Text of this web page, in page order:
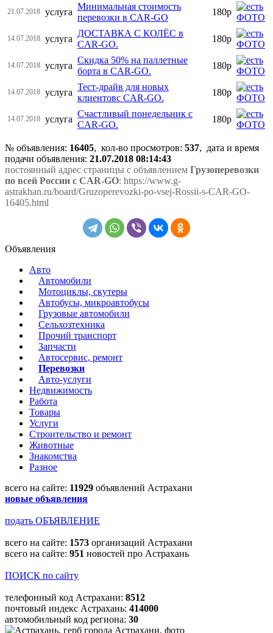
21.07.2018 услуга
Минимальная стоимость
перевозки в CAR-GO
180р
14.07.2018 услуга
ДОСТАВКА С КОЛЁС в
CAR-GO.
180р
14.07.2018 услуга
Скидка 50% на паллетные
борта в CAR-GO.
180р
14.07.2018 услуга
Тест-драйв для новых
клиентовc CAR-GO.
180р
14.07.2018 услуга
Счастливый понедельник c
CAR-GO.
180р
№ объявления: 16405, кол-во просмотров: 537, дата и время
подачи объявления: 21.07.2018 08:14:43
постоянный адрес страницы с объявлением Грузоперевозки
по всей России с CAR-GO: https://www.g-
astrakhan.ru/board/Gruzoperevozki-po-vsej-Rossii-s-CAR-GO-
16405.html
Объявления
Авто
Автомобили
Мотоциклы, скутеры
Автобусы, микроавтобусы
Грузовые автомобили
Сельхозтехника
Прочий транспорт
Запчасти
Автосервис, ремонт
Перевозки
Авто-услуги
Недвижимость
Работа
Товары
Услуги
Строительство и ремонт
Животные
Знакомства
Разное
всего на сайте: 11929 объявлений Астрахани
новые объявления
подать ОБЪЯВЛЕНИЕ
всего на сайте: 1573 организаций Астрахани
всего на сайте: 951 новостей про Астрахань
ПОИСК по сайту
телефонный код Астрахани: 8512
почтовый индекс Астрахань: 414000
автомобильный код региона: 30